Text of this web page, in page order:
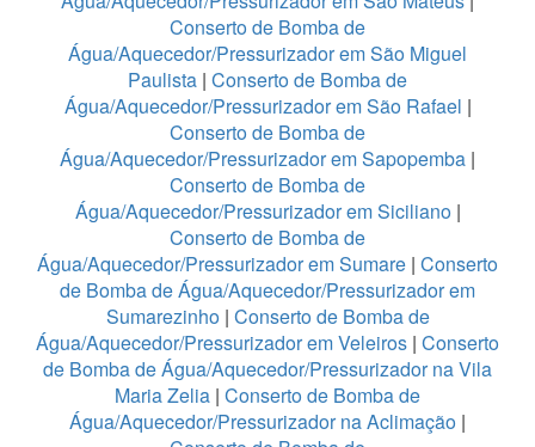
Conserto de Bomba de
Água/Aquecedor/Pressurizador em São Miguel
Paulista | Conserto de Bomba de
Água/Aquecedor/Pressurizador em São Rafael |
Conserto de Bomba de
Água/Aquecedor/Pressurizador em Sapopemba |
Conserto de Bomba de
Água/Aquecedor/Pressurizador em Siciliano|
Conserto de Bomba de
Água/Aquecedor/Pressurizador em Sumare | Conserto
de Bomba de Água/Aquecedor/Pressurizador em
Sumarezinho| Conserto de Bomba de
Água/Aquecedor/Pressurizador em Veleiros | Conserto
de Bomba de Água/Aquecedor/Pressurizador na Vila
Maria Zelia | Conserto de Bomba de
Água/Aquecedor/Pressurizador na Aclimação |